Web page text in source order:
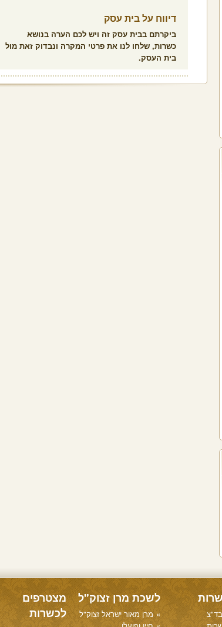
דיווח על בית עסק
ביקרתם בבית עסק זה ויש לכם הערה בנושא
כשרות, שלחו לנו את פרטי המקרה ונבדוק זאת מול
בית העסק.
לשכת מרן זצוק"ל
מרן מאור ישראל זצוק"ל
מצטרפים
לכשרות